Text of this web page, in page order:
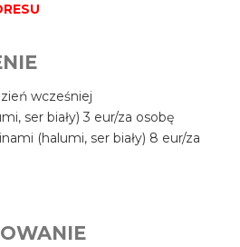
wcześniej
ser biały) 3 eur/za osobę
(halumi, ser biały) 8 eur/za